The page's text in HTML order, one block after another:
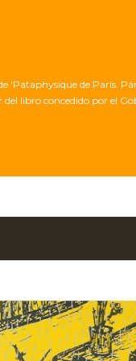
'Pataphysique de París.
libro concedido por el